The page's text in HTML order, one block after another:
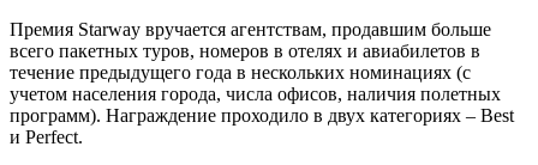
Премия Starway вручается агентствам, продавшим больше
всего пакетных туров, номеров в отелях и авиабилетов в
течение предыдущего года в нескольких номинациях (с
учетом населения города, числа офисов, наличия полетных
программ). Награждение проходило в двух категориях – Best
и Perfect.